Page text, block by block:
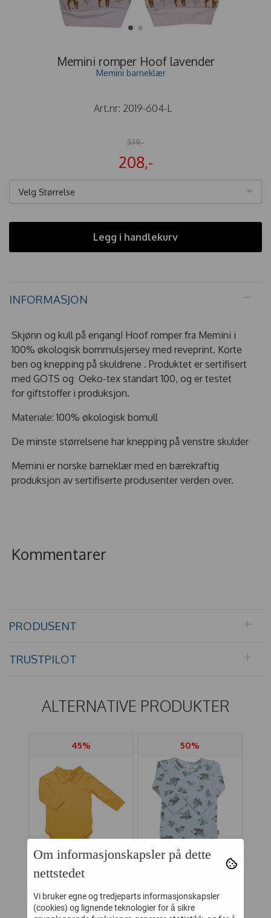
Memini romper Hoof lavender
Memini barneklær
Art.nr: 2019-604-L
379,-
208,-
Velg Størrelse
Legg i handlekurv
INFORMASJON
Skjønn og kull på engang! Hoof romper fra Memini i
100% økologisk bommulsjersey med reveprint. Korte
ben og knepping på skuldrene . Produktet er sertifisert
med GOTS og Oeko-tex standart 100, og er testet
for giftstoffer i produksjon.
Materiale: 100% økologisk bomull
De minste størrelsene har knepping på venstre skulder
Memini er norske barneklær med en bærekraftig
produksjon av sertifiserte produsenter verden over.
Kommentarer
PRODUSENT
TRUSTPILOT
ALTERNATIVE PRODUKTER
45%
MEMINI BODY SAM
HONEY GOLD
50%
JOHA BODY
BAMBUS LAKE
Om informasjonskapsler på dette
nettstedet
Vi bruker egne og tredjeparts informasjonskapsler
(cookies) og lignende teknologier for å sikre